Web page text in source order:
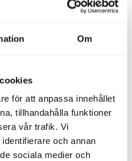
Om
för att anpassa innehållet
tillhandahålla funktioner
vår trafik. Vi
och annan
sociala medier och